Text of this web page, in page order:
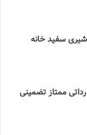
سفید خانه
ممتاز تضمینی